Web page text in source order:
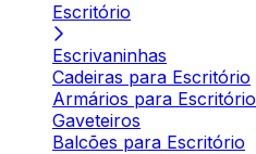
Escritório
Escrivaninhas
Cadeiras para Escritório
Armários para Escritório
Gaveteiros
Balcões para Escritório